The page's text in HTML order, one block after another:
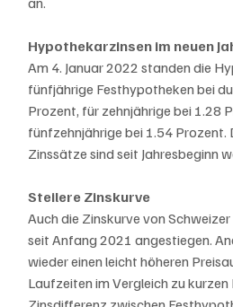
Hypothekarzinsen im neuen
Am 4. Januar 2022 standen die
fünfjährige Festhypotheken bei
Prozent, für zehnjährige bei 1.28
fünfzehnjährige bei 1.54 Prozent.
Zinssätze sind seit Jahresbeginn
Steilere Zinskurve
Auch die Zinskurve von
seit Anfang 2021 angestiegen.
wieder einen leicht höheren
Laufzeiten im Vergleich zu